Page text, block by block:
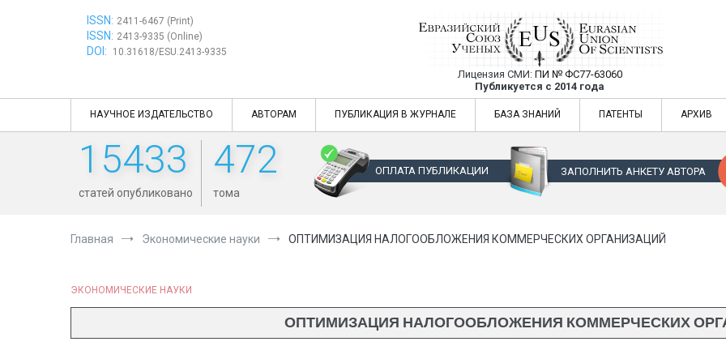
ISSN: 2411-6467 (Print)
ISSN: 2413-9335 (Online)
DOI: 10.31618/ESU.2413-9335
Евразийский Союз Ученых —
Лицензия СМИ: ПИ № ФС77-63060
Публикуется с 2014 года
Евразийский Союз Ученых — публикация научных статей в
НАУЧНОЕ ИЗДАТЕЛЬСТВО АВТОРАМ ПУБЛИКАЦИЯ В ЖУРНАЛЕ БАЗА ЗНАНИЙ ПАТЕНТЫ АРХИВ
15433
статей опубликовано
472
тома
ОПЛАТА ПУБЛИКАЦИИ ЗАПОЛНИТЬ АНКЕТУ АВТОРА
Главная Экономические науки ОПТИМИЗАЦИЯ НАЛОГООБЛОЖЕНИЯ КОММЕРЧЕСКИХ ОРГАНИЗАЦИЙ
ЭКОНОМИЧЕСКИЕ НАУКИ
ОПТИМИЗАЦИЯ НАЛОГООБЛОЖЕНИЯ КОММЕРЧЕСКИХ